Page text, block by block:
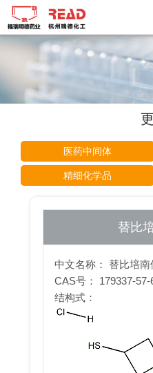
医药中间体
精细化学品
替比
中文名称： 替比培南
CAS号： 179337-57-
结构式：